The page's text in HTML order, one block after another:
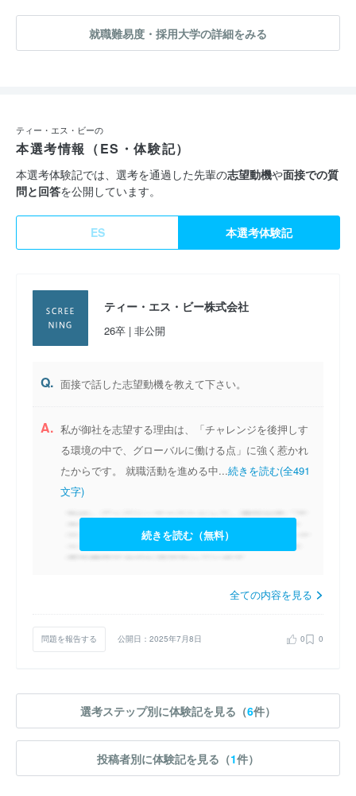
就職難易度・採用大学の詳細をみる
ティー・エス・ビーの
本選考情報（ES・体験記）
本選考体験記では、選考を通過した先輩の志望動機や面接での質
問と回答を公開しています。
ES 本選考体験記
ティー・エス・ビー株式会社
26卒 | 非公開
Q. 面接で話した志望動機を教えて下さい。
A. 私が御社を志望する理由は、「チャレンジを後押しす
る環境の中で、グローバルに働ける点」に強く惹かれ
たからです。
就職活動を進める中...続きを読む(全491
文字)
続きを読む（無料）
全ての内容を見る
問題を報告する 公開日：2025年7月8日 0 0
選考ステップ別に体験記を見る（6件）
投稿者別に体験記を見る（1件）